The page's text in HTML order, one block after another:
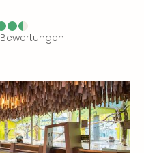
Bewertungen